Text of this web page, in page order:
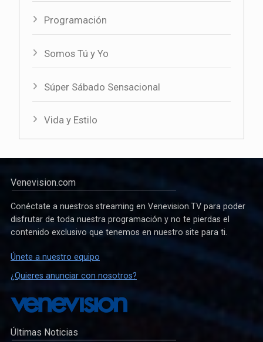
Programación
Somos Tú y Yo
Súper Sábado Sensacional
Vida y Estilo
Venevision.com
Conéctate a nuestros streaming en Venevision.TV para poder
disfrutar de toda nuestra programación y no te pierdas el
contenido exclusivo que tenemos en nuestro site para ti.
Únete a nuestro equipo
¿Quieres anunciar con nosotros?
Últimas Noticias